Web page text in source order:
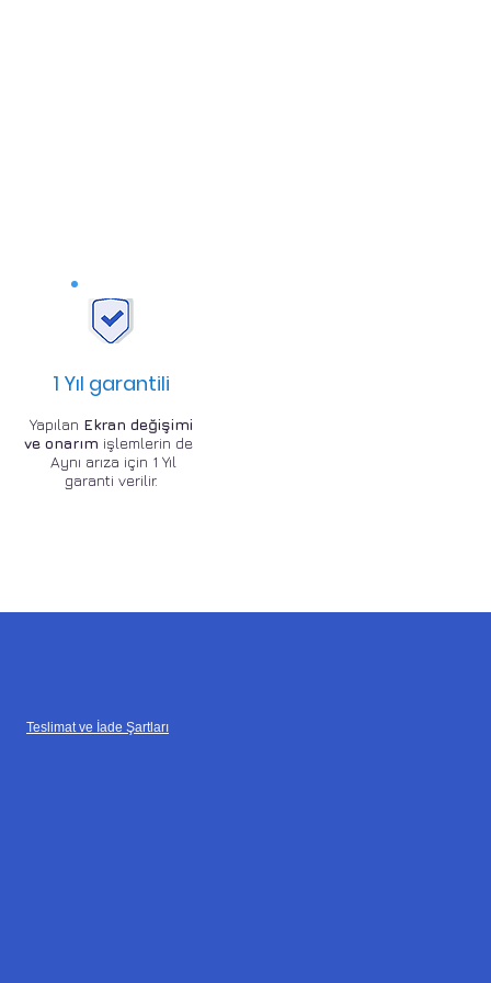
1 Yıl garantili
Yapılan Ekran değişimi
ve onarım işlemlerin de
Aynı arıza için 1 Yıl
garanti verilir.
Teslimat ve İade Şartları